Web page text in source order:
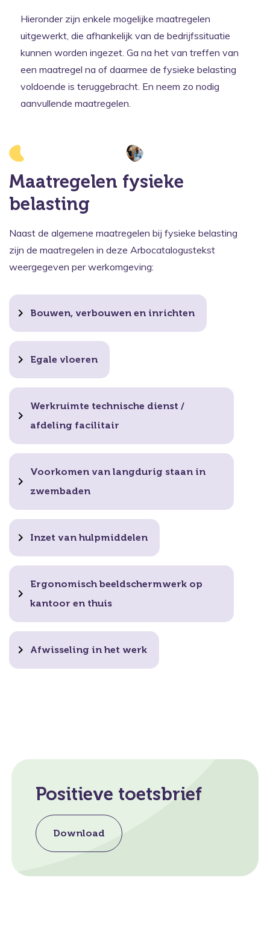
Hieronder zijn enkele mogelijke maatregelen
uitgewerkt, die afhankelijk van de bedrijfssituatie
kunnen worden ingezet. Ga na het van treffen van
een maatregel na of daarmee de fysieke belasting
voldoende is teruggebracht. En neem zo nodig
aanvullende maatregelen.
Maatregelen fysieke
belasting
Naast de algemene maatregelen bij fysieke belasting
zijn de maatregelen in deze Arbocatalogustekst
weergegeven per werkomgeving:
Bouwen, verbouwen en inrichten
Egale vloeren
Werkruimte technische dienst /
afdeling facilitair
Voorkomen van langdurig staan in
zwembaden
Inzet van hulpmiddelen
Ergonomisch beeldschermwerk op
kantoor en thuis
Afwisseling in het werk
Positieve toetsbrief
Download